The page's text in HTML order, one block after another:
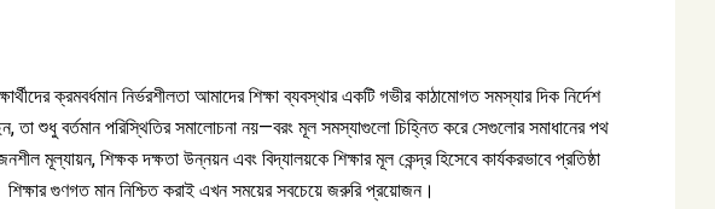
ক্রমবর্ধমান নির্ভরশীলতা আমাদের শিক্ষা ব্যবস্থার একটি গভীর কাঠামোগত সমস্যার দিক নির্দেশ
তা শুধু বর্তমান পরিস্থিতির সমালোচনা নয়—বরং মূল সমস্যাগুলো চিহ্নিত করে সেগুলোর সমাধানের পথ
মূল্যায়ন, শিক্ষক দক্ষতা উন্নয়ন এবং বিদ্যালয়কে শিক্ষার মূল কেন্দ্র হিসেবে কার্যকরভাবে প্রতিষ্ঠা
গুণগত মান নিশ্চিত করাই এখন সময়ের সবচেয়ে জরুরি প্রয়োজন।